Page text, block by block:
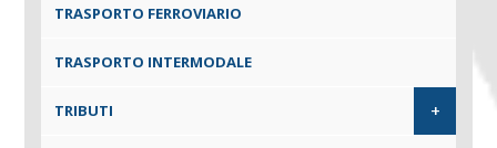
TRASPORTO FERROVIARIO
TRASPORTO INTERMODALE
TRIBUTI +